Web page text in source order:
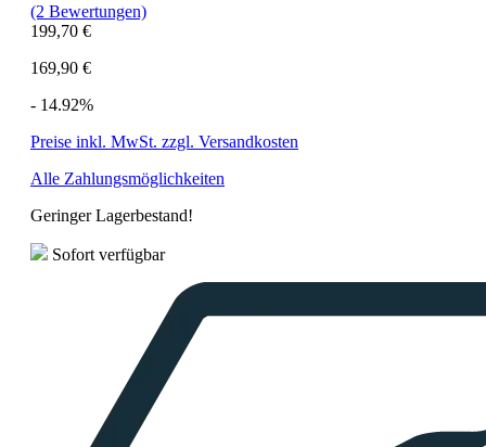
(2 Bewertungen)
199,70 €
169,90 €
- 14.92%
Preise inkl. MwSt. zzgl. Versandkosten
Alle Zahlungsmöglichkeiten
Geringer Lagerbestand!
Sofort verfügbar